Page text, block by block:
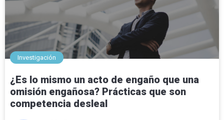
Investigación
¿Es lo mismo un acto de engaño que una
omisión engañosa? Prácticas que son
competencia desleal